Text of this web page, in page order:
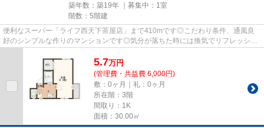
築年数：築19年 ｜募集中： 1室
階数：5階建
便利なスーパー「ライフ西天下茶屋店」まで410mです◎こだわり条件、通風良
好のシンプルな作りのマンションです◎気分が落ちた時には換気でリフレッシュ
5.7万円
(管理費・共益費 6,000円)
敷：0ヶ月｜礼：0ヶ月
所在階：3階
間取り：1K
面積：30.00㎡